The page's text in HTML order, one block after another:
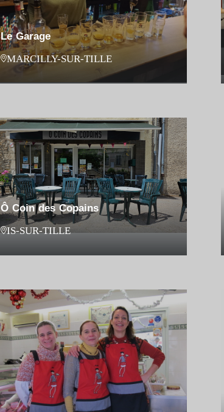
Le Garage
MARCILLY-SUR-TILLE
Ô Coin des Copains
IS-SUR-TILLE